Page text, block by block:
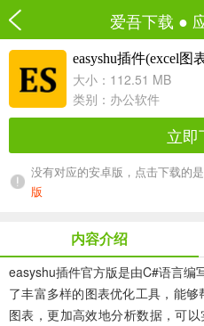
爱吾下载 ●
easyshu插件(excel图
大小：112.51 MB
类别： 办公软件
立即
没有对应的安卓版，点击下载的是
版
内容介绍
easyshu插件官方版是由C#语言编
了丰富多样的图表优化工具，能
图表，更加高效地分析数据，可